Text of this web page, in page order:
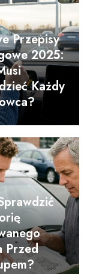
Przepisy
2025:
Każdy
Przed